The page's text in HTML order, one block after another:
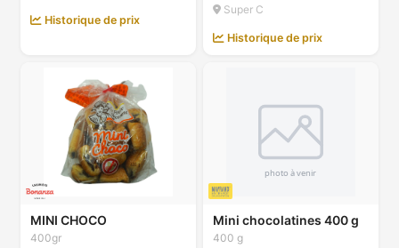
Historique de prix
Super C
Historique de prix
MINI CHOCO
400gr
Mini chocolatines 400 g
400 g